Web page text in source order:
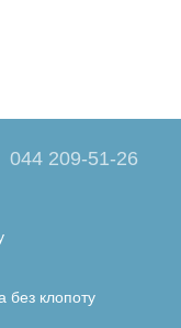
044 209-51-26
без клопоту